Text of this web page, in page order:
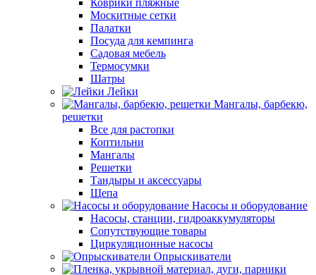
Коврики пляжные
Москитные сетки
Палатки
Посуда для кемпинга
Садовая мебель
Термосумки
Шатры
Лейки
Мангалы, барбекю,
решетки
Все для растопки
Коптильни
Мангалы
Решетки
Тандыры и аксессуары
Щепа
Насосы и оборудование
Насосы, станции, гидроаккумуляторы
Сопутствующие товары
Циркуляционные насосы
Опрыскиватели